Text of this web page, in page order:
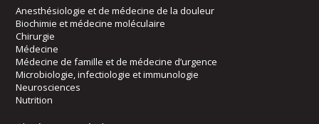
Anesthésiologie et de médecine de la douleur
Biochimie et médecine moléculaire
Chirurgie
Médecine
Médecine de famille et de médecine d’urgence
Microbiologie, infectiologie et immunologie
Neurosciences
Nutrition